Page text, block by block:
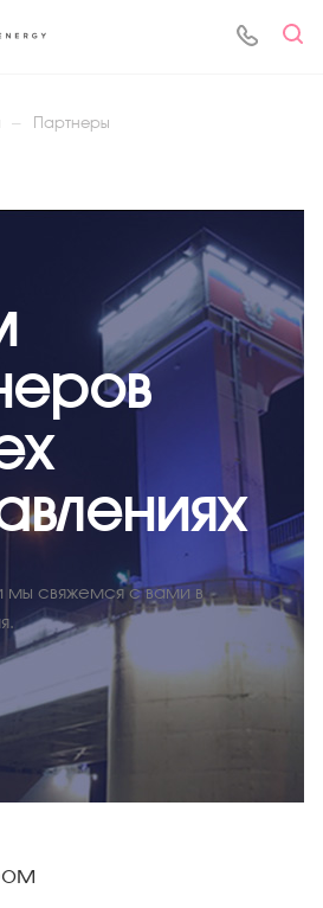
— Партнеры
мы свяжемся с вами в